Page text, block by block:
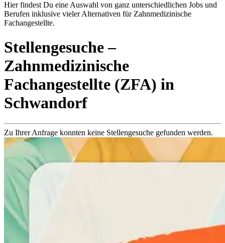
Hier findest Du eine Auswahl von ganz unterschiedlichen Jobs und
Berufen inklusive vieler Alternativen für Zahnmedizinische
Fachangestellte.
Stellengesuche–
Zahnmedizinische
Fachangestellte (ZFA) in
Schwandorf
Zu Ihrer Anfrage konnten keine Stellengesuche gefunden werden.